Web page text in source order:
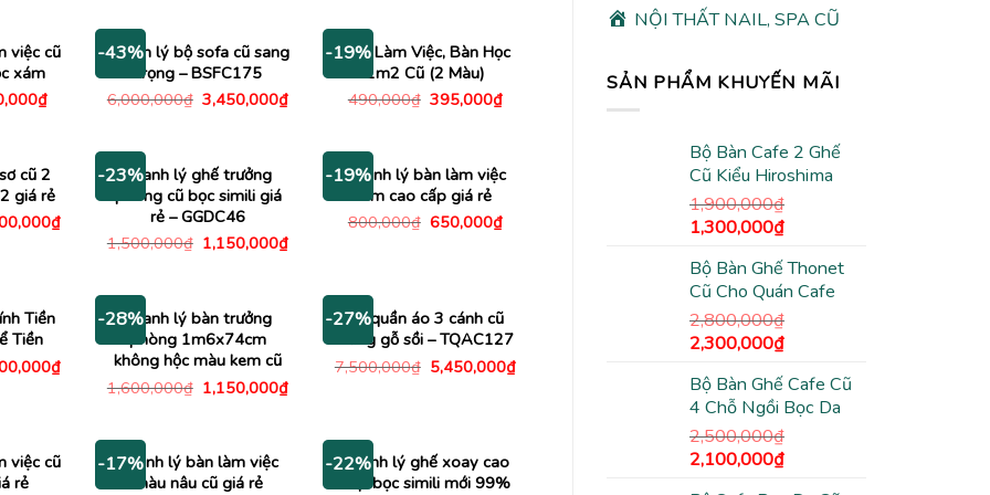
NỘI THẤT NAIL, SPA CŨ
SẢN PHẨM KHUYẾN MÃI
Bộ Bàn Cafe 2 Ghế
Cũ Kiểu Hiroshima
1,900,000₫
Giá
là:
1,900,000₫.
1,300,000₫Giá
tại
là:
1,300,000₫.
Bộ Bàn Ghế Thonet
Cũ Cho Quán Cafe
2,800,000₫
Giá
là:
2,800,000₫.
2,300,000₫Giá
tại
là:
2,300,000₫.
Bộ Bàn Ghế Cafe Cũ
4 Chỗ Ngồi Bọc Da
2,500,000₫
Giá
2,100,000₫Giá
việc cũ
xám
₫Giá
450,000₫.
-43%
Thanh lý bộ sofa cũ sang
trọng – BSFC175
6,000,000₫ Giá
gốc
3,450,000₫Giá
3,450,000₫.
-19%
Bàn Làm Việc, Bàn Học
1m2 Cũ (2 Màu)
490,000₫ Giá
395,000₫Giá
cũ 2
giá rẻ
₫Giá
-23%Thanh lý ghế trưởng
phòng cũ bọc simili giá
rẻ – GGDC46
1,500,000₫ Giá
gốc
1,150,000₫Giá
1,150,000₫.
-19%
Thanh lý bàn làm việc
1m cao cấp giá rẻ
800,000₫ Giá
650,000₫Giá
Tiền
Tiền
₫Giá
-28%Thanh lý bàn trưởng
phòng 1m6x74cm
không hộc màu kem cũ
1,600,000₫ Giá
gốc
1,150,000₫Giá
1,150,000₫.
-27%Tủ quần áo 3 cánh cũ
bằng gỗ sồi – TQAC127
7,500,000₫ Giá
gốc
5,450,000₫Giá
việc cũ
rẻ
-17%
Thanh lý bàn làm việc
màu nâu cũ giá rẻ
-22%
Thanh lý ghế xoay cao
cấp bọc simili mới 99%